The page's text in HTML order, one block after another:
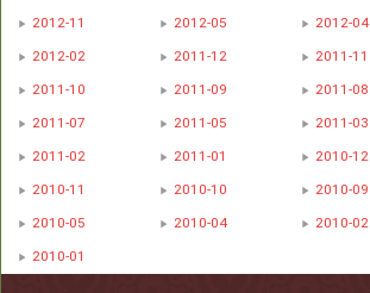
2012-11
2012-05
2012-04
2012-02
2011-12
2011-11
2011-10
2011-09
2011-08
2011-07
2011-05
2011-03
2011-02
2011-01
2010-12
2010-11
2010-10
2010-09
2010-05
2010-04
2010-02
2010-01